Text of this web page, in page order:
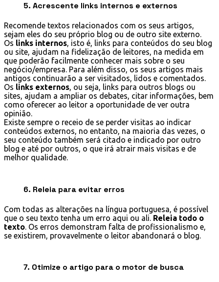
5. Acrescente links internos e externos
Recomende textos relacionados com os seus artigos,
sejam eles do seu próprio blog ou de outro site externo.
Os links internos, isto é, links para conteúdos do seu blog
ou site, ajudam na fidelização de leitores, na medida em
que poderão facilmente conhecer mais sobre o seu
negócio/empresa. Para além disso, os seus artigos mais
antigos continuarão a ser visitados, lidos e comentados.
Os links externos, ou seja, links para outros blogs ou
sites, ajudam a ampliar os debates, citar informações, bem
como oferecer ao leitor a oportunidade de ver outra
opinião.
Existe sempre o receio de se perder visitas ao indicar
conteúdos externos, no entanto, na maioria das vezes, o
seu conteúdo também será citado e indicado por outro
blog e até por outros, o que irá atrair mais visitas e de
melhor qualidade.
6. Releia para evitar erros
Com todas as alterações na língua portuguesa, é possível
que o seu texto tenha um erro aqui ou ali. Releia todo o
texto. Os erros demonstram falta de profissionalismo e,
se existirem, provavelmente o leitor abandonará o blog.
7. Otimize o artigo para o motor de busca